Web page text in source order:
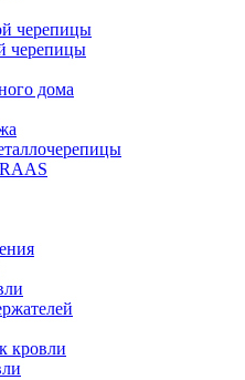
черепицы
черепицы
дома
кровли